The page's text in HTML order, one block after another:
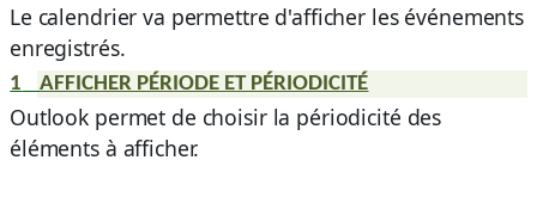
Le calendrier va permettre d'afficher les événements
enregistrés.
1 AFFICHER PÉRIODE ET PÉRIODICITÉ
Outlook permet de choisir la périodicité des
éléments à afficher.